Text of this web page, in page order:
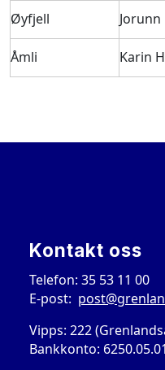
Øyfjell
Åmli
Karin
Kontakt oss
Telefon: 35 53 11 00
E-post:
Vipps: 222
Bankkonto: